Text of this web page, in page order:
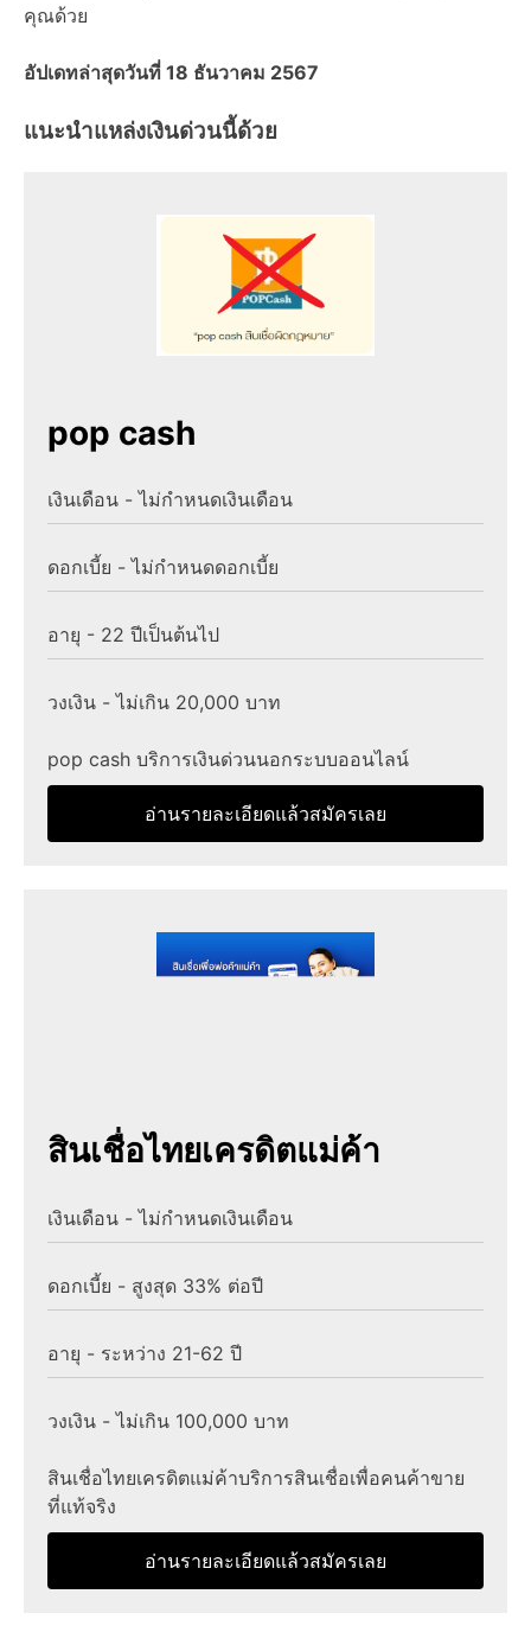
คุณด้วย
อัปเดทล่าสุดวันที่ 18 ธันวาคม 2567
แนะนำแหล่งเงินด่วนนี้ด้วย
pop cash
เงินเดือน - ไม่กำหนดเงินเดือน
ดอกเบี้ย - ไม่กำหนดดอกเบี้ย
อายุ - 22 ปีเป็นต้นไป
วงเงิน - ไม่เกิน 20,000 บาท
pop cash บริการเงินด่วนนอกระบบออนไลน์
อ่านรายละเอียดแล้วสมัครเลย
สินเชื่อไทยเครดิตแม่ค้า
เงินเดือน - ไม่กำหนดเงินเดือน
ดอกเบี้ย - สูงสุด 33% ต่อปี
อายุ - ระหว่าง 21-62 ปี
วงเงิน - ไม่เกิน 100,000 บาท
สินเชื่อไทยเครดิตแม่ค้าบริการสินเชื่อเพื่อคนค้าขาย
ที่แท้จริง
อ่านรายละเอียดแล้วสมัครเลย